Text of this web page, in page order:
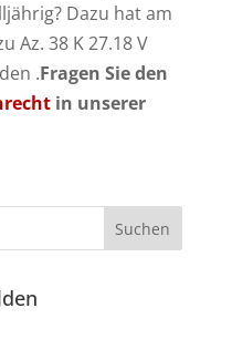
Dazu hat am
Az. 38 K 27.18 V
.Fragen Sie den
in unserer